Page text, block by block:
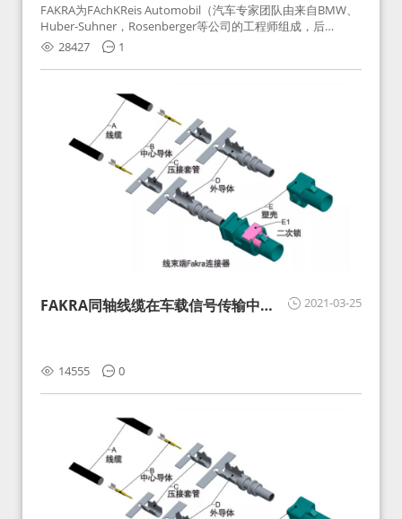
FAKRA为FAchKReis Automobil（汽车专家团队由来自BMW、
Huber-Suhner，Rosenberger等公司的工程师组成，后
Huber-Suhner相关连接器业务及技术在2010年并入
Rosenberger）缩写。起初为BMW需求用于车载收音机天线连
接，如今FAKRA已成为汽车行业通用标准的射频连接器，被业
28427 1
2021-03-25
FAKRA同轴线缆在车载信号传输中的
14555 0